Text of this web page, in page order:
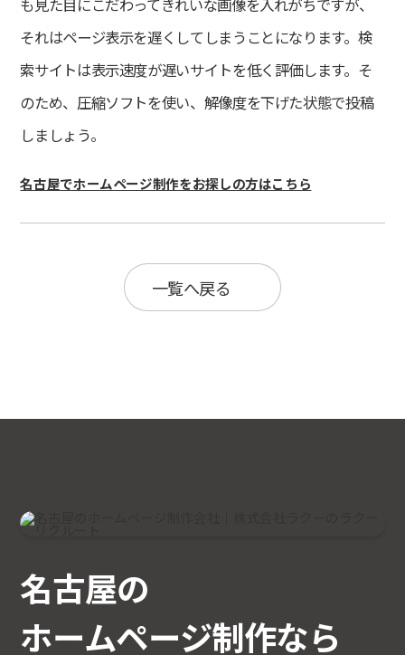
それはページ表示を遅くしてしまうことになります。検
索サイトは表示速度が遅いサイトを低く評価します。そ
のため、圧縮ソフトを使い、解像度を下げた状態で投稿
しましょう。
名古屋でホームページ制作をお探しの方はこちら
一覧へ戻る
名古屋の
ホームページ制作なら